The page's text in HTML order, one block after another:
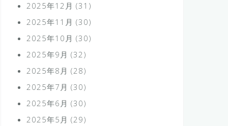
2025年12月 (31)
2025年11月 (30)
2025年10月 (30)
2025年9月 (32)
2025年8月 (28)
2025年7月 (30)
2025年6月 (30)
2025年5月 (29)